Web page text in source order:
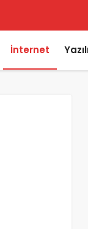
İnternet